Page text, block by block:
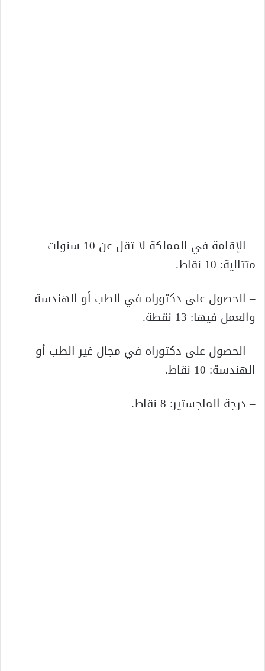
– الإقامة في المملكة لا تقل عن 10 سنوات
متتالية: 10 نقاط.
– الحصول على دكتوراه في الطب أو الهندسة
والعمل فيها: 13 نقطة.
– الحصول على دكتوراه في مجال غير الطب أو
الهندسة: 10 نقاط.
– درجة الماجستير: 8 نقاط.